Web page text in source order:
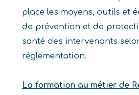
place les moyens, outils et
de prévention et de
santé des intervenants
réglementation.
La formation au métier de